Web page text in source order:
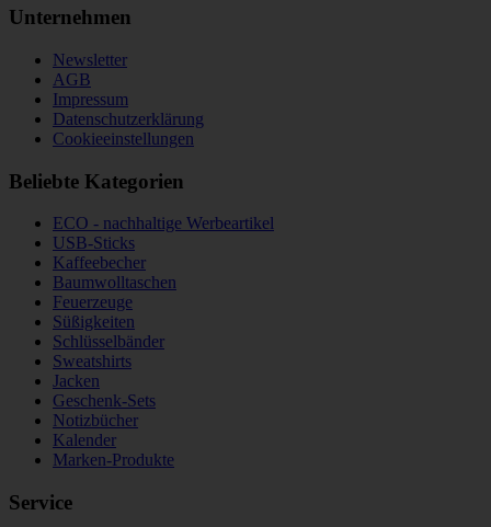
Unternehmen
Newsletter
AGB
Impressum
Datenschutzerklärung
Cookieeinstellungen
Beliebte Kategorien
ECO - nachhaltige Werbeartikel
USB-Sticks
Kaffeebecher
Baumwolltaschen
Feuerzeuge
Süßigkeiten
Schlüsselbänder
Sweatshirts
Jacken
Geschenk-Sets
Notizbücher
Kalender
Marken-Produkte
Service